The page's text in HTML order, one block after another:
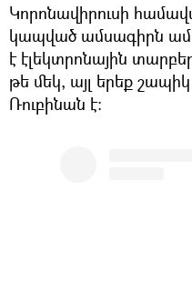
Կորոնավիրուսի
կապված ամսագիրն
է էլեկտրոնային
թե մեկ, այլ երեք
Ռուբինան է։